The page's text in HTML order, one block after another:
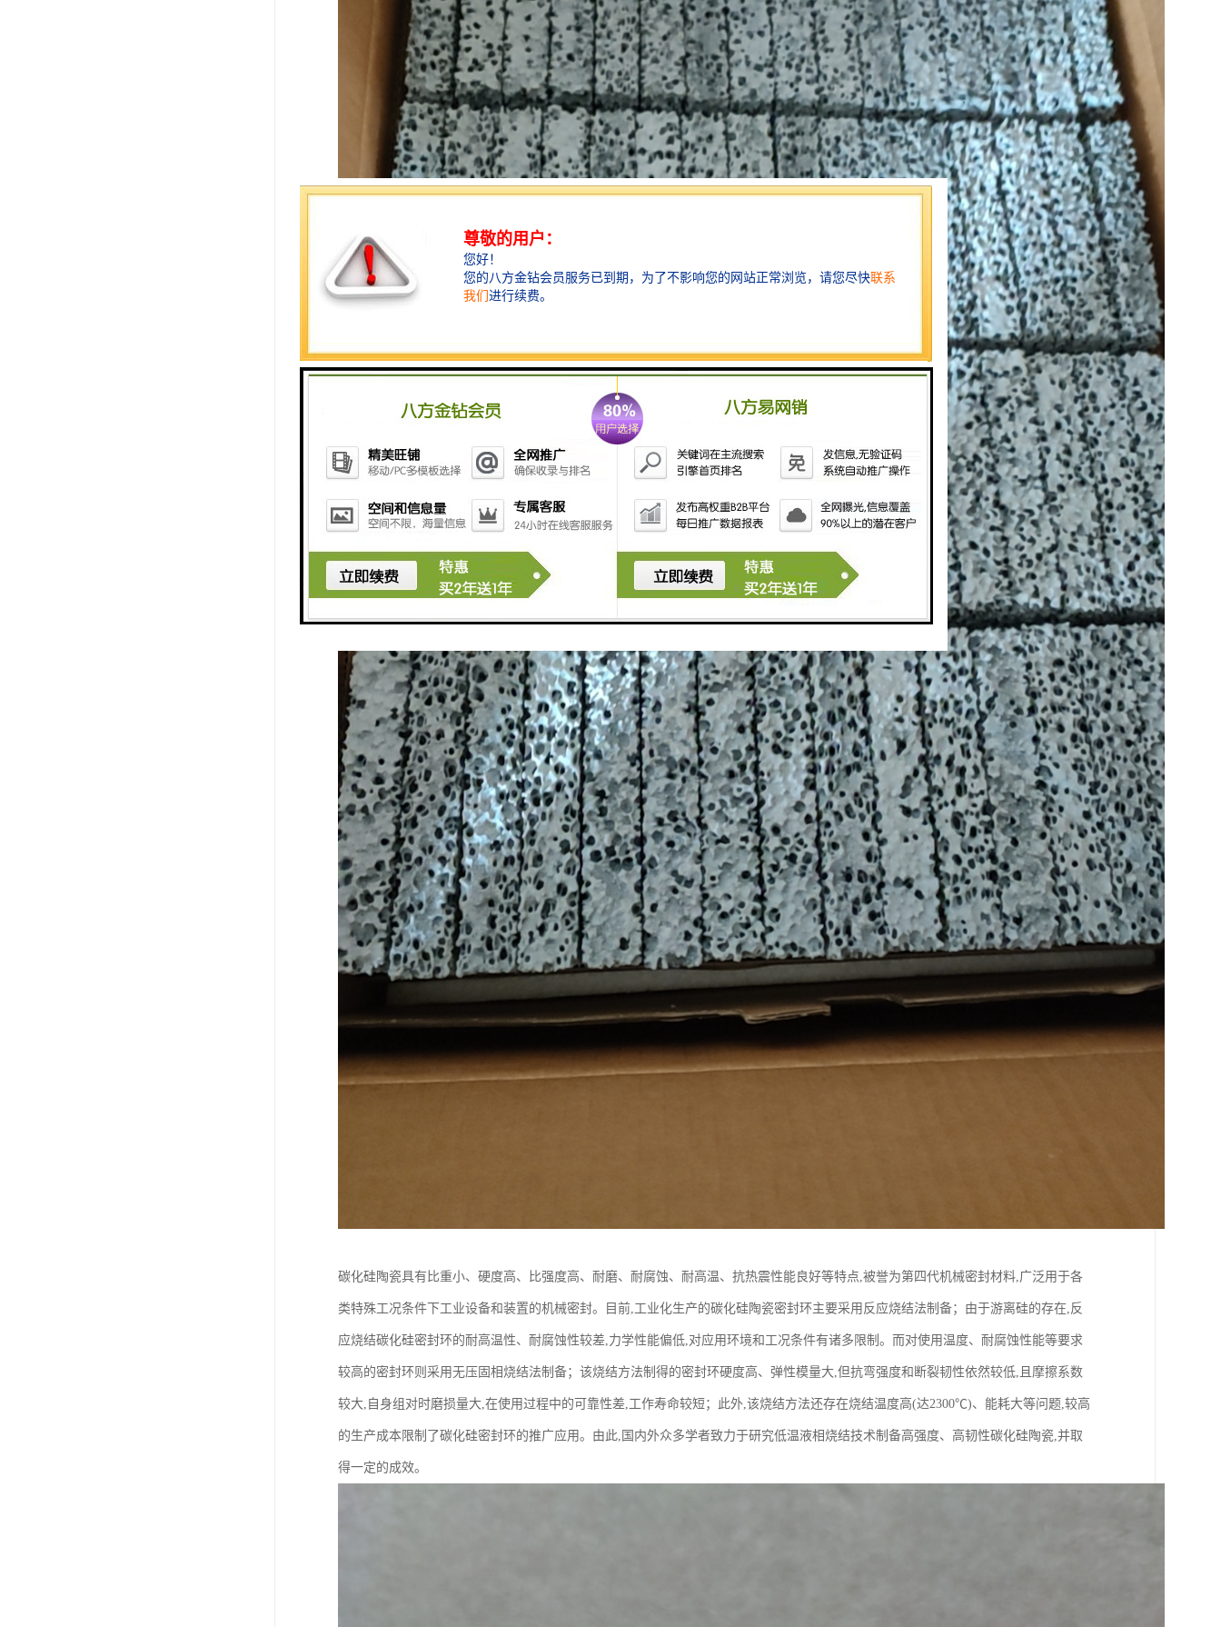
碳化硅陶瓷具有比重小、硬度高、比强度高、耐磨、耐腐蚀、耐高温、抗热震性能良好等特点,被誉为第四代机械密封材料,广泛用于各
类特殊工况条件下工业设备和装置的机械密封。目前,工业化生产的碳化硅陶瓷密封环主要采用反应烧结法制备；由于游离硅的存在,反
应烧结碳化硅密封环的耐高温性、耐腐蚀性较差,力学性能偏低,对应用环境和工况条件有诸多限制。而对使用温度、耐腐蚀性能等要求
较高的密封环则采用无压固相烧结法制备；该烧结方法制得的密封环硬度高、弹性模量大,但抗弯强度和断裂韧性依然较低,且摩擦系数
较大,自身组对时磨损量大,在使用过程中的可靠性差,工作寿命较短；此外,该烧结方法还存在烧结温度高(达2300℃)、能耗大等问题,较高
的生产成本限制了碳化硅密封环的推广应用。由此,国内外众多学者致力于研究低温液相烧结技术制备高强度、高韧性碳化硅陶瓷,并取
得一定的成效。